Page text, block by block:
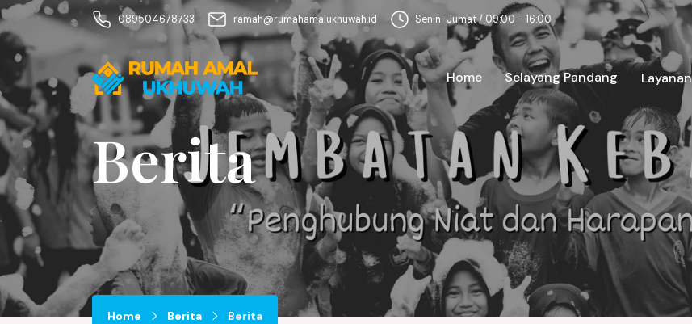
089504678733 ramah@rumahamalukhuwah.id Senin-Jumat / 09:00 - 16:00
Home Selayang Pandang
Berita
Home Berita Berita